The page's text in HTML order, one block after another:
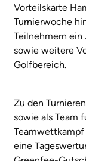
Vorteilskarte
Turnierwoche
Teilnehmern ein
sowie weitere
Golfbereich.
Zu den
sowie als Team
Teamwettkampf
eine